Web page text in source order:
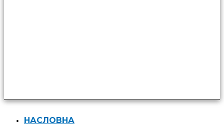
НАСЛОВНА